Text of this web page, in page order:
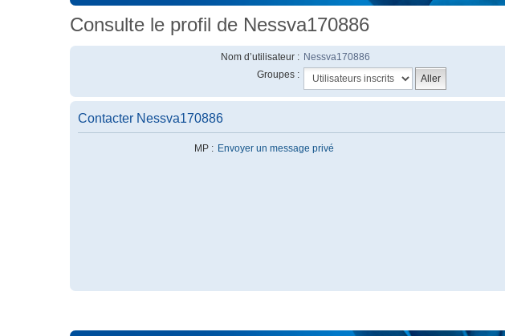
Consulte le profil de Nessva170886
Nom d’utilisateur : Nessva170886
Groupes :
Contacter Nessva170886
MP : Envoyer un message privé